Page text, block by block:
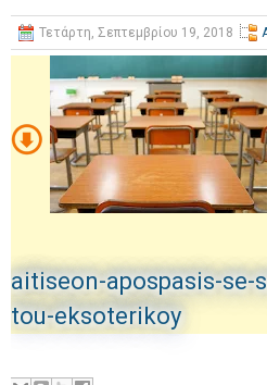
Τετάρτη, Σεπτεμβρίου 19, 2018
aitiseon-apospasis-se-
tou-eksoterikoy